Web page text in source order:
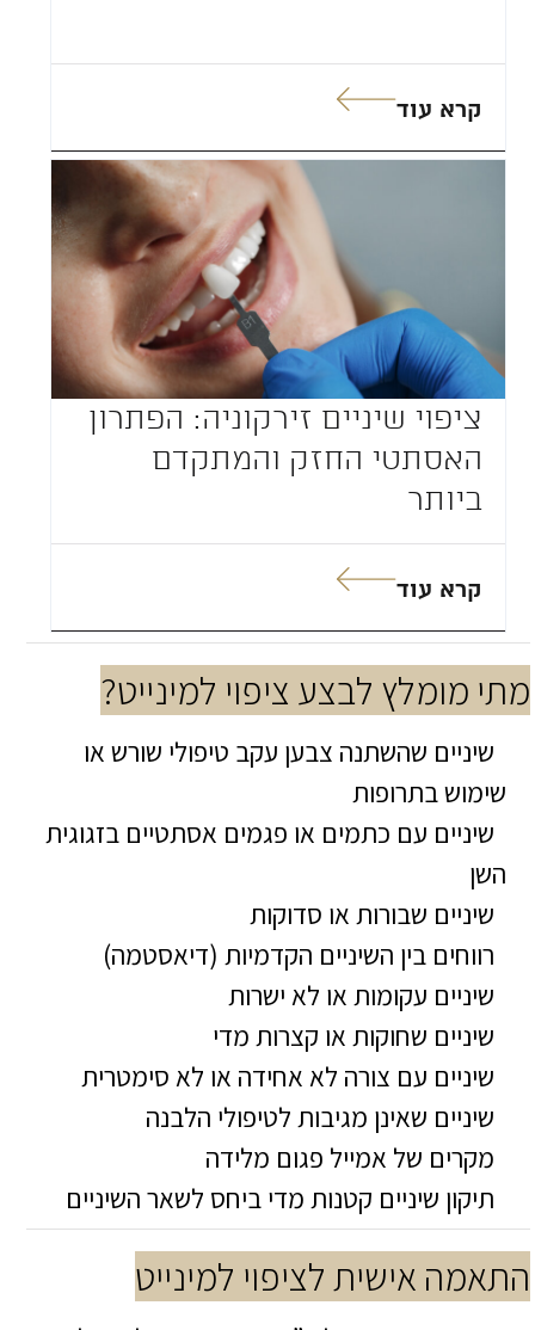
קרא עוד
ציפוי שיניים זירקוניה: הפתרון
האסתטי החזק והמתקדם
ביותר
קרא עוד
מתי מומלץ לבצע ציפוי למינייט?
שיניים שהשתנה צבען עקב טיפולי שורש או
שימוש בתרופות
שיניים עם כתמים או פגמים אסתטיים בזגוגית
השן
שיניים שבורות או סדוקות
רווחים בין השיניים הקדמיות (דיאסטמה)
שיניים עקומות או לא ישרות
שיניים שחוקות או קצרות מדי
שיניים עם צורה לא אחידה או לא סימטרית
שיניים שאינן מגיבות לטיפולי הלבנה
מקרים של אמייל פגום מלידה
תיקון שיניים קטנות מדי ביחס לשאר השיניים
התאמה אישית לציפוי למינייט